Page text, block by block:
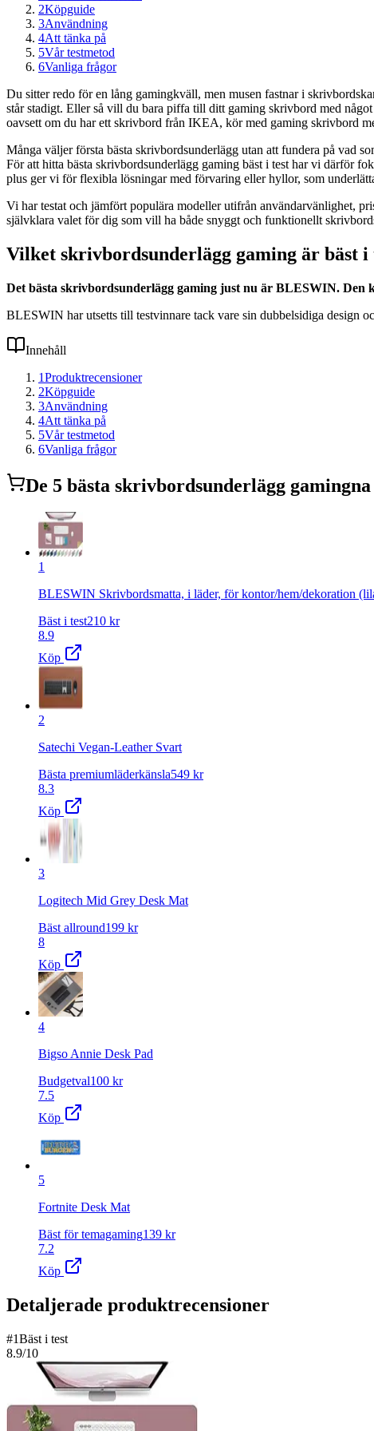
2Köpguide
3Användning
4Att tänka på
5Vår testmetod
6Vanliga frågor
Du sitter redo för en lång gamingkväll, men musen fastnar i
står stadigt. Eller så vill du bara piffa till ditt gaming skrivbord med
oavsett om du har ett skrivbord från IKEA, kör med gaming skrivbord
Många väljer första bästa skrivbordsunderlägg utan att fundera på vad
För att hitta bästa skrivbordsunderlägg gaming bäst i test har vi därför
plus ger vi för flexibla lösningar med förvaring eller hyllor, som
Vi har testat och jämfört populära modeller utifrån användarvänlighet,
självklara valet för dig som vill ha både snyggt och funktionellt
Vilket skrivbordsunderlägg gaming är bäst i
Det bästa skrivbordsunderlägg gaming just nu är BLESWIN.
BLESWIN har utsetts till testvinnare tack vare sin dubbelsidiga design
Innehåll
1Produktrecensioner
2Köpguide
3Användning
4Att tänka på
5Vår testmetod
6Vanliga frågor
De 5 bästa skrivbordsunderlägg gaming
1
BLESWIN Skrivbordsmatta, i läder, för kontor/hem/dekoration
Bäst i test210 kr
8.9
Köp
2
Satechi Vegan-Leather Svart
Bästa premiumläderkänsla549 kr
8.3
Köp
3
Logitech Mid Grey Desk Mat
Bäst allround199 kr
8
Köp
4
Bigso Annie Desk Pad
Budgetval100 kr
7.5
Köp
5
Fortnite Desk Mat
Bäst för temagaming139 kr
7.2
Köp
Detaljerade produktrecensioner
#1Bäst i test
8.9/10